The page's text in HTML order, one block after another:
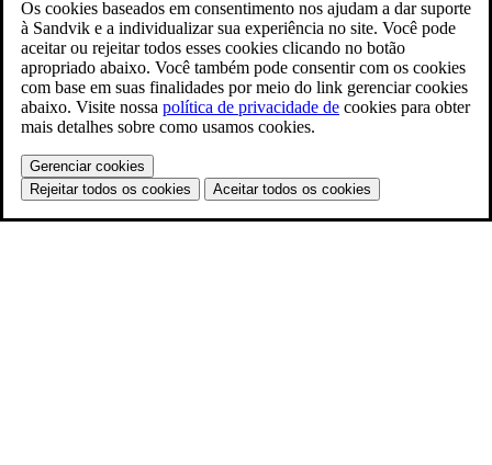
Os cookies baseados em consentimento nos ajudam a dar suporte
à Sandvik e a individualizar sua experiência no site. Você pode
aceitar ou rejeitar todos esses cookies clicando no botão
apropriado abaixo. Você também pode consentir com os cookies
com base em suas finalidades por meio do link gerenciar cookies
abaixo. Visite nossa política de privacidade de cookies para obter
mais detalhes sobre como usamos cookies.
Gerenciar cookies
Rejeitar todos os cookies
Aceitar todos os cookies